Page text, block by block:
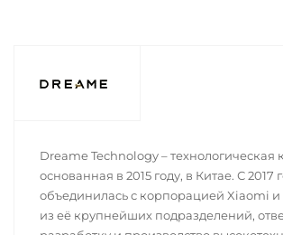
Dreame Technology – технологическая
основанная в 2015 году, в Китае. С 2017
объединилась с корпорацией Xiaomi и
из её крупнейших подразделений,